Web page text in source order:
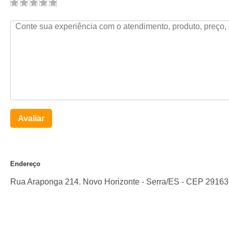
Avaliar
Endereço
Rua Araponga 214. Novo Horizonte - Serra/ES - CEP